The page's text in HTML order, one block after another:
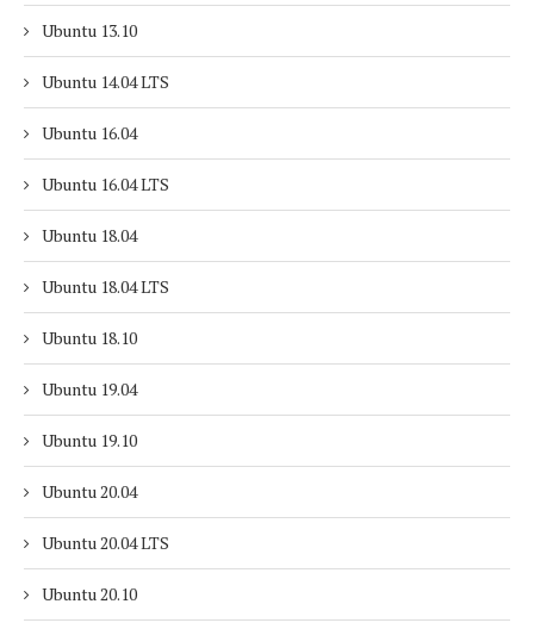
Ubuntu 13.10
Ubuntu 14.04 LTS
Ubuntu 16.04
Ubuntu 16.04 LTS
Ubuntu 18.04
Ubuntu 18.04 LTS
Ubuntu 18.10
Ubuntu 19.04
Ubuntu 19.10
Ubuntu 20.04
Ubuntu 20.04 LTS
Ubuntu 20.10